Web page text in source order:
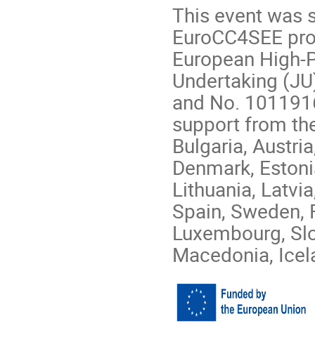
This event was
EuroCC4SEE
European
Undertaking
and No.
support from
Bulgaria,
Denmark,
Lithuania,
Spain, Sweden,
Luxembourg,
Macedonia,